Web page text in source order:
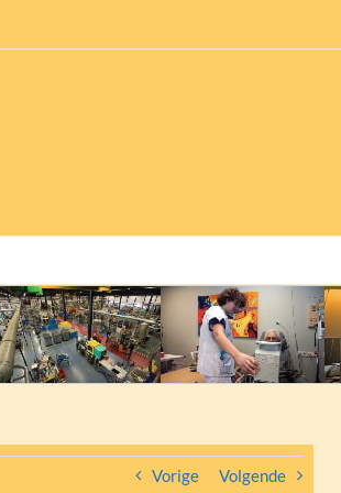
Vorige Volgende